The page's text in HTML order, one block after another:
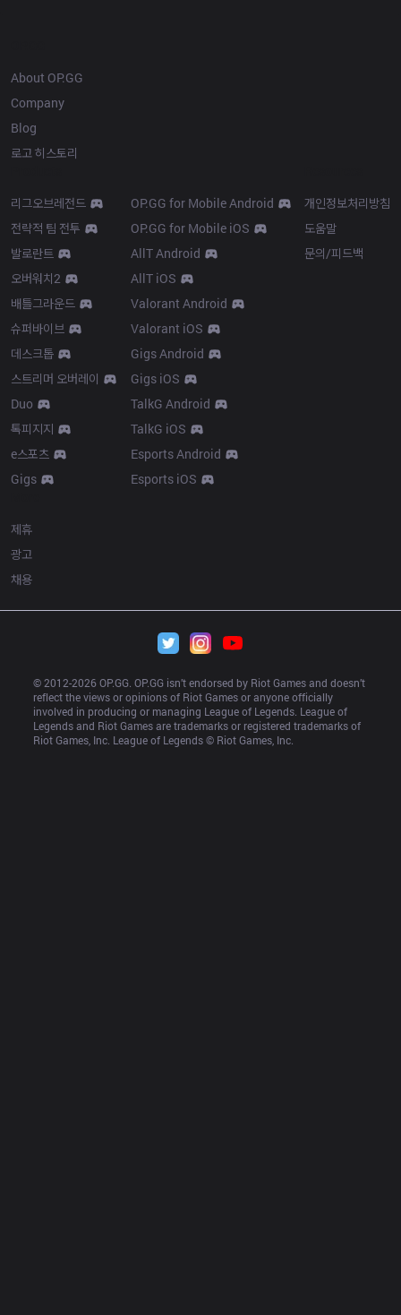
About OP.GG
Company
Blog
로고 히스토리
리그오브레전드
전략적 팀 전투
발로란트
오버워치2
배틀그라운드
슈퍼바이브
데스크톱
스트리머 오버레이
Duo
톡피지지
e스포츠
Gigs
OP.GG for Mobile Android
OP.GG for Mobile iOS
AllT Android
AllT iOS
Valorant Android
Valorant iOS
Gigs Android
Gigs iOS
TalkG Android
TalkG iOS
Esports Android
Esports iOS
개인정보처리방침
도움말
문의/피드백
제휴
광고
채용
© 2012-2026 OP.GG. OP.GG isn’t endorsed by Riot Games and doesn’t
reflect the views or opinions of Riot Games or anyone officially
involved in producing or managing League of Legends. League of
Legends and Riot Games are trademarks or registered trademarks of
Riot Games, Inc. League of Legends © Riot Games, Inc.